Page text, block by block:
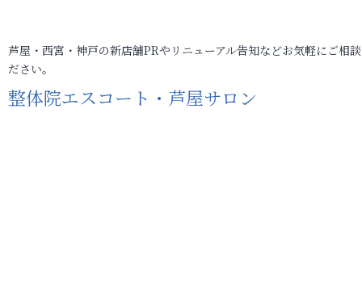
芦屋・西宮・神戸の新店舗PRやリニューアル告知などお気軽にご相
ださい。
整体院エスコート・芦屋サロン